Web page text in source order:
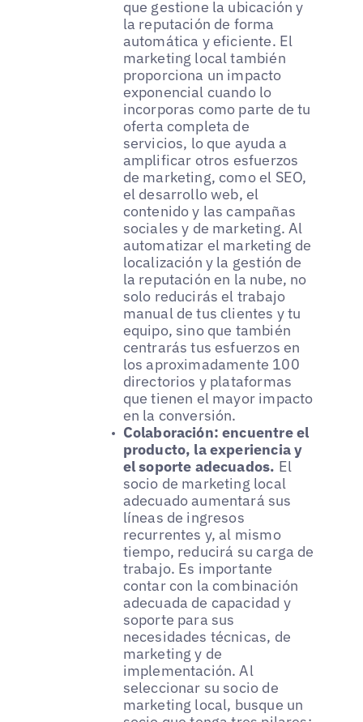
que gestione la ubicación y
la reputación de forma
automática y eficiente. El
marketing local también
proporciona un impacto
exponencial cuando lo
incorporas como parte de tu
oferta completa de
servicios, lo que ayuda a
amplificar otros esfuerzos
de marketing, como el SEO,
el desarrollo web, el
contenido y las campañas
sociales y de marketing. Al
automatizar el marketing de
localización y la gestión de
la reputación en la nube, no
solo reducirás el trabajo
manual de tus clientes y tu
equipo, sino que también
centrarás tus esfuerzos en
los aproximadamente 100
directorios y plataformas
que tienen el mayor impacto
en la conversión.
Colaboración: encuentre el
producto, la experiencia y
el soporte adecuados. El
socio de marketing local
adecuado aumentará sus
líneas de ingresos
recurrentes y, al mismo
tiempo, reducirá su carga de
trabajo. Es importante
contar con la combinación
adecuada de capacidad y
soporte para sus
necesidades técnicas, de
marketing y de
implementación. Al
seleccionar su socio de
marketing local, busque un